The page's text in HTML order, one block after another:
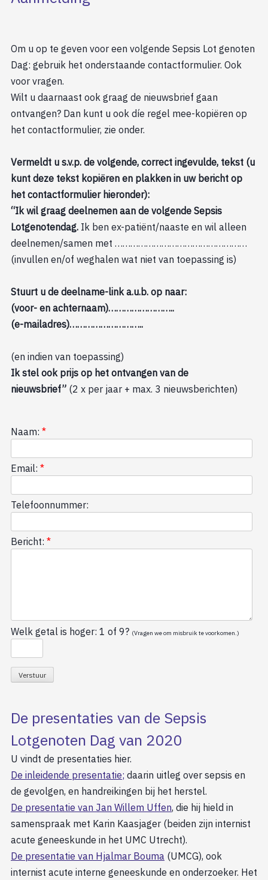
Om u op te geven voor een volgende Sepsis Lot genoten
Dag: gebruik het onderstaande contactformulier. Ook
voor vragen.
Wilt u daarnaast ook graag de nieuwsbrief gaan
ontvangen? Dan kunt u ook díe regel mee-kopiëren op
het contactformulier, zie onder.
Vermeldt u s.v.p. de volgende, correct ingevulde, tekst (u
kunt deze tekst kopiëren en plakken in uw bericht op
het contactformulier hieronder):
“Ik wil graag deelnemen aan de volgende Sepsis
Lotgenotendag. Ik ben ex-patiënt/naaste en wil alleen
deelnemen/samen met ……………………………………………
(invullen en/of weghalen wat niet van toepassing is)
Stuurt u de deelname-link a.u.b. op naar:
(voor- en achternaam)……………………..
(e-mailadres)………………………..
(en indien van toepassing)
Ik stel ook prijs op het ontvangen van de
nieuwsbrief” (2 x per jaar + max. 3 nieuwsberichten)
Naam: *
Email: *
Telefoonnummer:
Bericht: *
Welk getal is hoger: 1 of 9? (Vragen we om misbruik te voorkomen.)
De presentaties van de Sepsis
Lotgenoten Dag van 2020
U vindt de presentaties hier.
De inleidende presentatie; daarin uitleg over sepsis en
de gevolgen, en handreikingen bij het herstel.
De presentatie van Jan Willem Uffen, die hij hield in
samenspraak met Karin Kaasjager (beiden zijn internist
acute geneeskunde in het UMC Utrecht).
De presentatie van Hjalmar Bouma (UMCG), ook
internist acute interne geneeskunde en onderzoeker. Het